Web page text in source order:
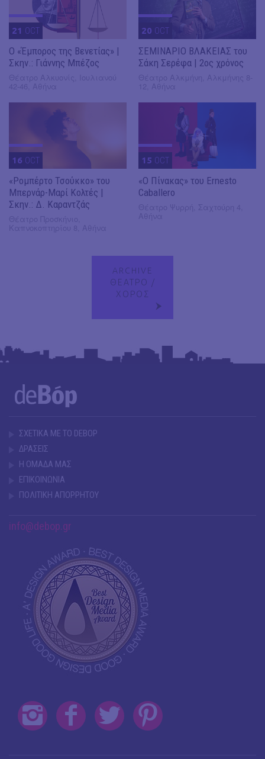
21 OCT
Ο «Έμπορος της Βενετίας» |
Σκην.: Γιάννης Μπέζος
20 OCT
ΣΕΜΙΝΑΡΙΟ ΒΛΑΚΕΙΑΣ του
Σάκη Σερέφα | 2ος χρόνος
16 OCT
«Ρομπέρτο Τσούκκο» του
Μπερνάρ-Μαρί Κολτές |
Σκην.: Δ. Καραντζάς
15 OCT
«Ο Πίνακας» του Ernesto
Caballero
ARCHIVE
ΘΕΑΤΡΟ /
ΧΟΡΟΣ
ΣΧΕΤΙΚΑ ΜΕ ΤΟ DEBOP
ΔΡΑΣΕΙΣ
Η ΟΜΑΔΑ ΜΑΣ
ΕΠΙΚΟΙΝΩΝΙΑ
ΠΟΛΙΤΙΚΗ ΑΠΟΡΡΗΤΟΥ
info@debop.gr